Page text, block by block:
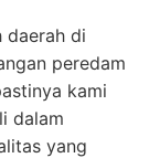
daerah di
peredam
kami
dalam
yang